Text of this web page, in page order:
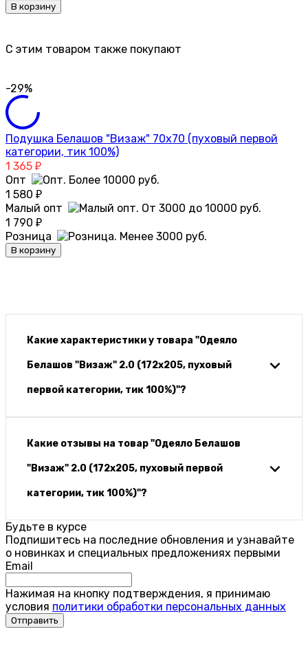
В корзину
C этим товаром также покупают
-29%
Подушка Белашов "Визаж" 70х70 (пуховый первой
категории, тик 100%)
1 365 ₽
Опт
1 580 ₽
Малый опт
1 790 ₽
Розница
В корзину
Какие характеристики у товара "Одеяло
Белашов "Визаж" 2.0 (172х205, пуховый
первой категории, тик 100%)"?
Какие отзывы на товар "Одеяло Белашов
"Визаж" 2.0 (172х205, пуховый первой
категории, тик 100%)"?
Будьте в курсе
Подпишитесь на последние обновления и узнавайте
о новинках и специальных предложениях первыми
Email
Нажимая на кнопку подтверждения, я принимаю
условия политики обработки персональных данных